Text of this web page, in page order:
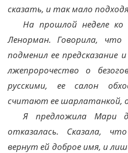
сказать, и так мало
На прошлой неделе
Ленорман. Говорила,
подменил ее предсказание
лжепророчество о
русскими, ее салон
считают ее шарлатанкой,
Я предложила Мари
отказалась. Сказала,
вернут ей доброе имя, и